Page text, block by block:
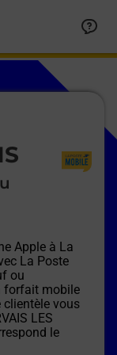
Apple à La
La Poste
ou
forfait mobile
clientèle vous
LES
le